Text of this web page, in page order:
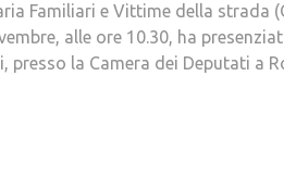
Familiari e Vittime della strada
alle ore 10.30, ha
la Camera dei Deputati a